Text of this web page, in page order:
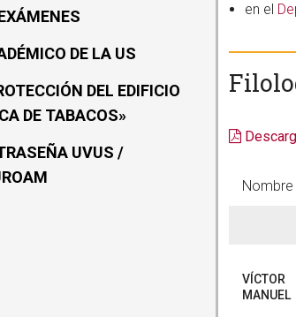
DE LA US
DEL EDIFICIO
DE TABACOS»
UVUS /
en el
Nombre
VÍCTOR
MANUEL